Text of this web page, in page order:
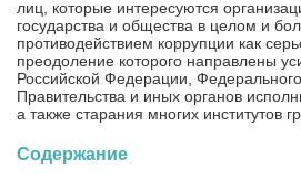
лиц, которые интересуются
государства и общества в целом и
противодействием коррупции как
преодоление которого направлены
Российской Федерации,
Правительства и иных органов
а также старания многих институтов
Содержание